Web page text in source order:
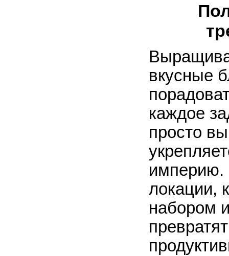
вкусные
каждое
просто
империю.
локации,
набором